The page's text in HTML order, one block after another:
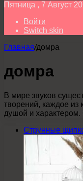
Пятница , 7 Август
Войти
Switch skin
Главная/домра
домра
В мире звуков
творений, каждое из
душой и
Струнные